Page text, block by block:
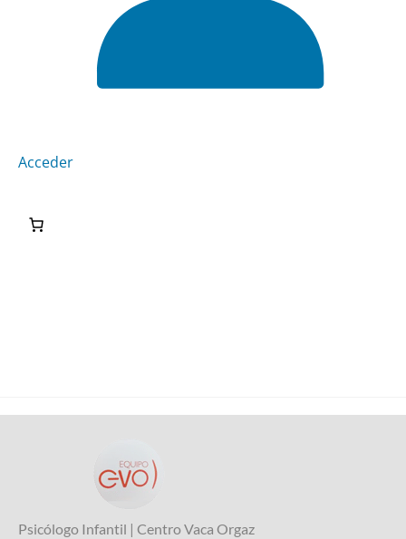
Acceder
Psicólogo Infantil | Centro Vaca Orgaz